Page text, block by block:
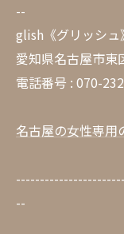
--
glish《グリッシュ
愛知県名古屋市
電話番号 : 070-
名古屋の女性専用
--